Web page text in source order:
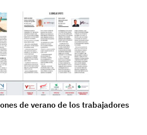
de verano de los trabajadores